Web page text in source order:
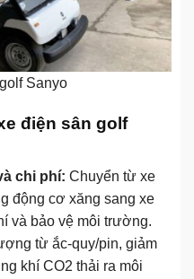
Sanyo
điện sân golf
chi phí: Chuyển từ xe
động cơ xăng sang xe
và bảo vệ môi trường.
từ ắc-quy/pin, giảm
khí CO2 thải ra môi